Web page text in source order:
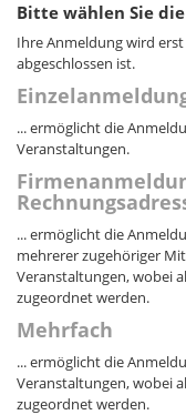
Bitte wählen Sie
Ihre Anmeldung wird
abgeschlossen ist.
... ermöglicht die
Veranstaltungen.
... ermöglicht die
mehrerer zugehöriger
Veranstaltungen, wobei
zugeordnet werden.
Mehrfach
... ermöglicht die
Veranstaltungen, wobei
zugeordnet werden.